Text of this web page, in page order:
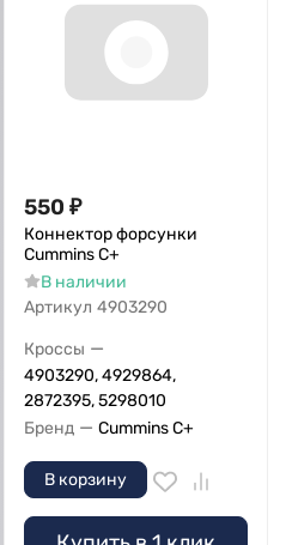
550 ₽
Коннектор форсунки
Сummins C+
В наличии
Артикул 4903290
Кроссы —
4903290, 4929864,
2872395, 5298010
Бренд — Cummins C+
В корзину